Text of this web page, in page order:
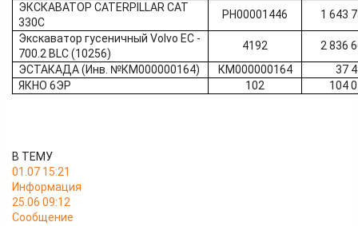
ЭКСКАВАТОР CATERPILLAR CAT
330C
РН00001446
1 643
Экскаватор гусеничный Volvo EC -
700.2 BLC (10256)
4192
2 836
ЭСТАКАДА (Инв. №КМ000000164)
КМ000000164
37
ЯКНО 6ЭР
102 104
В ТЕМУ
01.07 15:21
Информация
25.06 09:12
Сообщение